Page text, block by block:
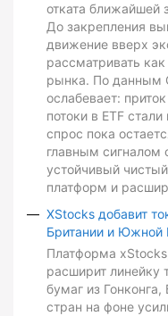
отката ближайшей
До закрепления
движение вверх
рассматривать
рынка. По данным
ослабевает:
потоки в ETF
спрос пока
главным сигналом
устойчивый
платформ и
XStocks добавит
Британии и Южной
Платформа
расширит линейку
бумаг из
стран на фоне